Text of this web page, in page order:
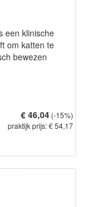
een klinische
om katten te
bewezen
€ 46,04 (-15%)
praktijk prijs: € 54,17